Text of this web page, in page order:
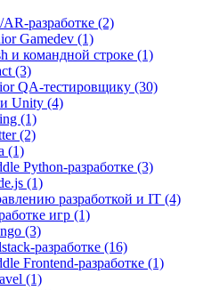
(2)
Gamedev (1)
и командной строке (1)
(3)
QA-тестировщику (30)
Unity (4)
(1)
(2)
(1)
Python-разработке (3)
(1)
разработкой и IT (4)
игр (1)
(3)
(16)
Frontend-разработке (1)
(1)